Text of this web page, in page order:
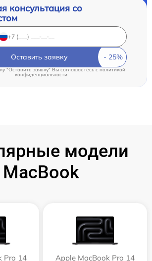
консультация со
Оставить заявку
"Оставить заявку" Вы соглашаетесь cполитикой
конфиденциальности
модели
MacBook
Pro 14
Apple MacBook Pro 14